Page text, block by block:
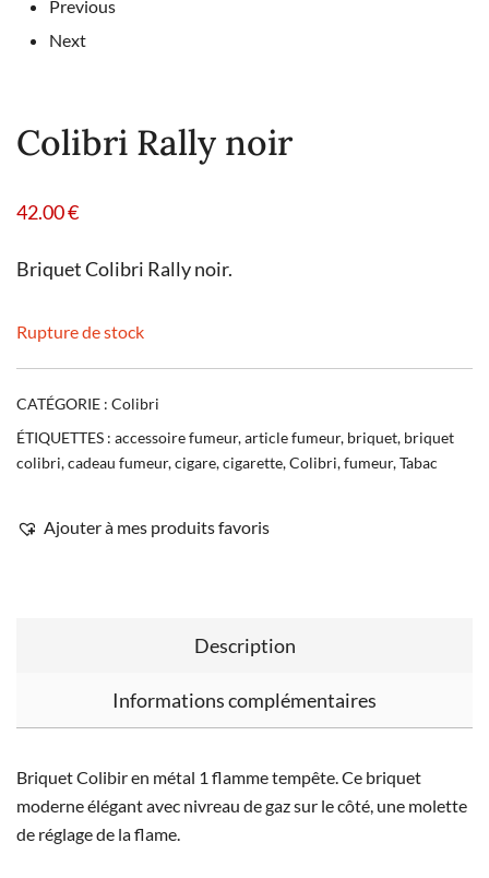
Previous
Next
Colibri Rally noir
42.00€
Briquet Colibri Rally noir.
Rupture de stock
CATÉGORIE : Colibri
ÉTIQUETTES : accessoire fumeur,article fumeur, briquet, briquet
colibri,cadeau fumeur,cigare,cigarette,Colibri,fumeur,Tabac
Ajouter à mes produits favoris
Description
Informations complémentaires
Briquet Colibir en métal 1 flamme tempête. Ce briquet
moderne élégant avec nivreau de gaz sur le côté, une molette
de réglage de la flame.